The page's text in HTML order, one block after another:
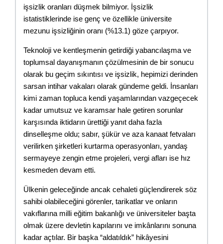
işsizlik oranları düşmek bilmiyor. İşsizlik
istatistiklerinde ise genç ve özellikle üniversite
mezunu işsizliğinin oranı (%13.1) göze çarpıyor.
Teknoloji ve kentleşmenin getirdiği yabancılaşma ve
toplumsal dayanışmanın çözülmesinin de bir sonucu
olarak bu geçim sıkıntısı ve işsizlik, hepimizi derinden
sarsan intihar vakaları olarak gündeme geldi. İnsanları
kimi zaman topluca kendi yaşamlarından vazgeçecek
kadar umutsuz ve karamsar hale getiren sorunlar
karşısında iktidarın ürettiği yanıt daha fazla
dinselleşme oldu; sabır, şükür ve aza kanaat fetvaları
verilirken şirketleri kurtarma operasyonları, yandaş
sermayeye zengin etme projeleri, vergi afları ise hız
kesmeden devam etti.
Ülkenin geleceğinde ancak cehaleti güçlendirerek söz
sahibi olabileceğini görenler, tarikatlar ve onların
vakıflarına milli eğitim bakanlığı ve üniversiteler başta
olmak üzere devletin kapılarını ve imkânlarını sonuna
kadar açtılar. Bir başka “aldatıldık” hikâyesini